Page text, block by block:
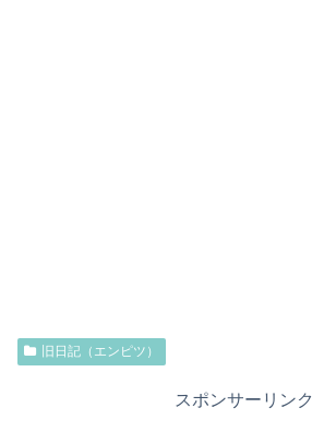
旧日記（エンピツ）
スポンサーリンク